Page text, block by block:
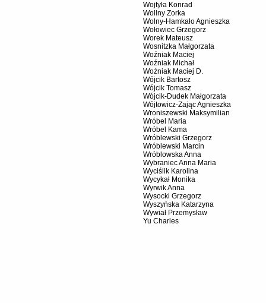
Wojtyła Konrad
Wollny Zorka
Wolny-Hamkało Agnieszka
Wołowiec Grzegorz
Worek Mateusz
Wosnitzka Małgorzata
Woźniak Maciej
Woźniak Michał
Woźniak Maciej D.
Wójcik Bartosz
Wójcik Tomasz
Wójcik-Dudek Małgorzata
Wójtowicz-Zając Agnieszka
Wroniszewski Maksymilian
Wróbel Maria
Wróbel Kama
Wróblewski Grzegorz
Wróblewski Marcin
Wróblowska Anna
Wybraniec Anna Maria
Wyciślik Karolina
Wycykał Monika
Wyrwik Anna
Wysocki Grzegorz
Wyszyńska Katarzyna
Wywiał Przemysław
Yu Charles